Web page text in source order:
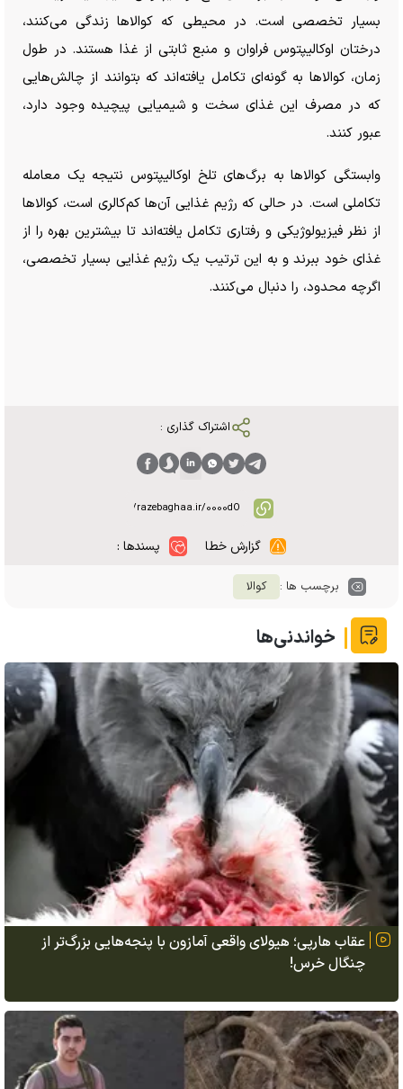
بسیار تخصصی است. در محیطی که کوالا‌ها زندگی می‌کنند،
درختان اوکالیپتوس فراوان و منبع ثابتی از غذا هستند. در طول
زمان، کوالا‌ها به گونه‌ای تکامل یافته‌اند که بتوانند از چالش‌هایی
که در مصرف این غذای سخت و شیمیایی پیچیده وجود دارد،
عبور کنند.
وابستگی کوالا‌ها به برگ‌های تلخ اوکالیپتوس نتیجه یک معامله
تکاملی است. در حالی که رژیم غذایی آن‌ها کم‌کالری است، کوالا‌ها
از نظر فیزیولوژیکی و رفتاری تکامل یافته‌اند تا بیشترین بهره را از
غذای خود ببرند و به این ترتیب یک رژیم غذایی بسیار تخصصی،
اگرچه محدود، را دنبال می‌کنند.
اشتراک گذاری :
گزارش خطا پسندها :
برچسب ها : کوالا
خواندنی‌ها
عقاب هارپی؛ هیولای واقعی آمازون با پنجه‌هایی بزرگ‌تر از
چنگال خرس!